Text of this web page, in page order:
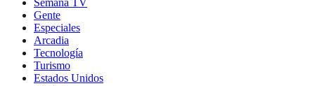
Gente
Especiales
Arcadia
Tecnología
Turismo
Estados Unidos